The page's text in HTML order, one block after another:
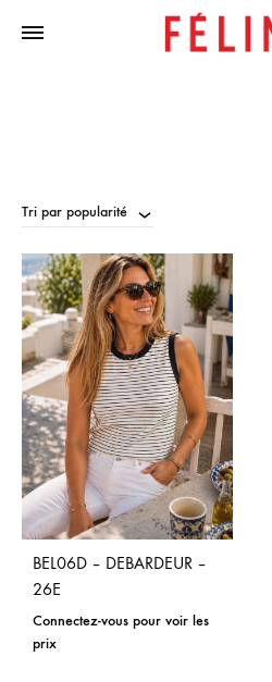
Tri par popularité
BEL06D – DEBARDEUR –
26E
Connectez-vous pour voir les
prix